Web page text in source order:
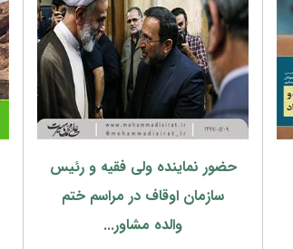
حضور نماینده ولی فقیه و رئیس
سازمان اوقاف در مراسم ختم
والده مشاور...